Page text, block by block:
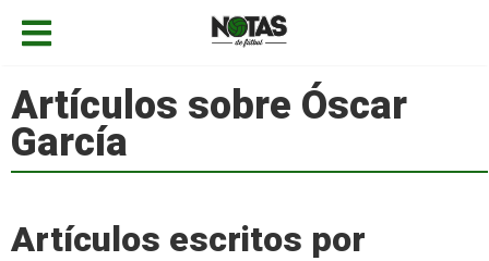
Artículos sobre Óscar
García
Artículos escritos por